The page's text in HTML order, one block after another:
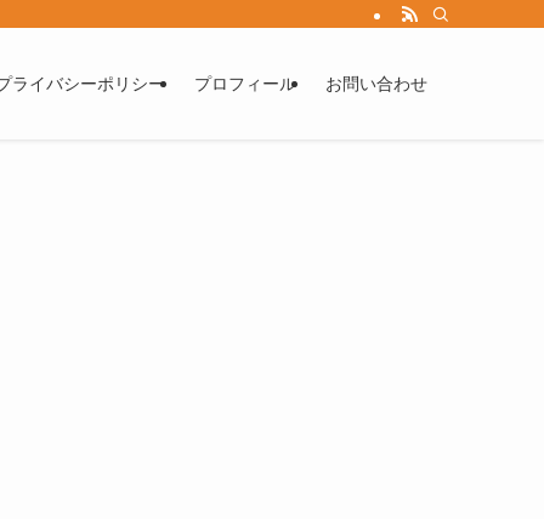
ライバシーポリシー プロフィール お問い合わせ